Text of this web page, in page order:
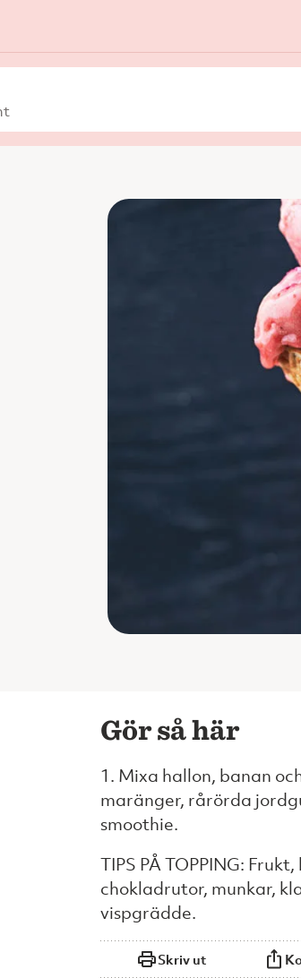
Gör så här
1. Mixa hallon, banan
maränger, rårörda
smoothie.
TIPS PÅ TOPPING:
chokladrutor, munkar,
vispgrädde.
Skriv ut